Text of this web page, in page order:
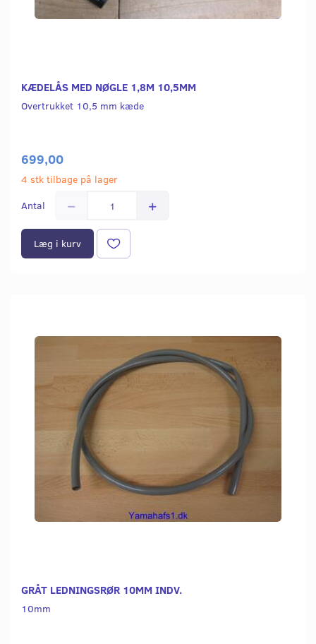
KÆDELÅS MED NØGLE 1,8M 10,5MM
Overtrukket 10,5 mm kæde
699,00
4 stk tilbage på lager
Antal
Læg i kurv
GRÅT LEDNINGSRØR 10MM INDV.
10mm